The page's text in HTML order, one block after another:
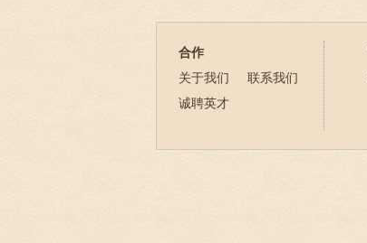
合作
关于我们
联系我们
诚聘英才